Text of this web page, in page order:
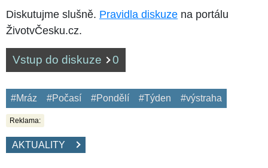
Diskutujme slušně. Pravidla diskuze na portálu
ŽivotvČesku.cz.
Vstup do diskuze 0
#Mráz #Počasí #Pondělí #Týden #výstraha
Reklama:
AKTUALITY